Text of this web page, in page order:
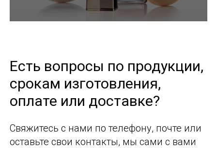
Есть вопросы по продукции,
срокам изготовления,
оплате или доставке?
Свяжитесь с нами по телефону, почте или
оставьте свои контакты, мы сами с вами